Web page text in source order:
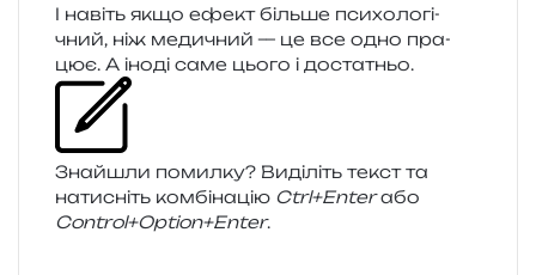
І навіть якщо ефект біль­ше пси­хо­ло­гі­
чний, ніж меди­чний — це все одно пра­
цює. А іноді саме цього і достатньо.
Знайшли помил­ку? Виділіть текст та
нати­сніть ком­бі­на­цію Ctrl+Enterабо
Control+Option+Enter.